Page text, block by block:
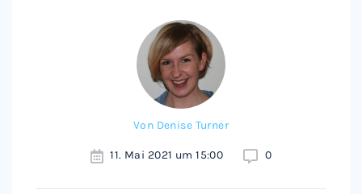
Von Denise Turner
11. Mai 2021 um 15:00 0